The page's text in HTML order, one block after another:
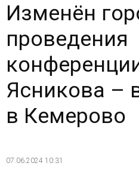
Изменён
проведения
Ясникова –
в Кемерово
07.06.2024 10:31